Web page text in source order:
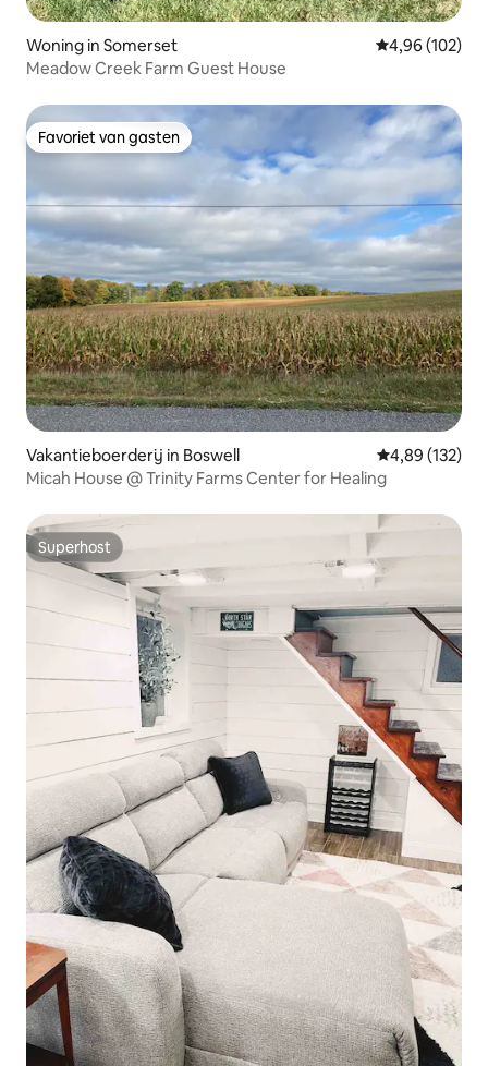
Woning in Somerset Gemiddelde
4,96 (102)
Meadow Creek Farm Guest House
Favoriet van gasten
Favoriet van gasten
Vakantieboerderij in Boswell Gemiddelde
4,89 (132)
Micah House @ Trinity Farms Center for Healing
Superhost
Superhost